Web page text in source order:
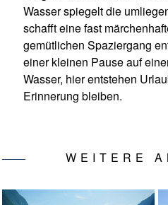
Wasser spiegelt die
schafft eine fast
gemütlichen Spaziergang
einer kleinen Pause auf
Wasser, hier entstehen
Erinnerung bleiben.
WEITERE